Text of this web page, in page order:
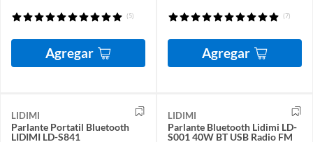
(5)
Agregar
(7)
Agregar
LIDIMI
Parlante Portatil Bluetooth
LIDIMI LD-S841
LIDIMI
Parlante Bluetooth Lidimi LD-
S001 40W BT USB Radio FM